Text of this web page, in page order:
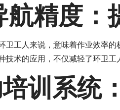
航精度：
卫工人来说，意味着作业效率
技术的应用，不仅减轻了环卫工
训系统